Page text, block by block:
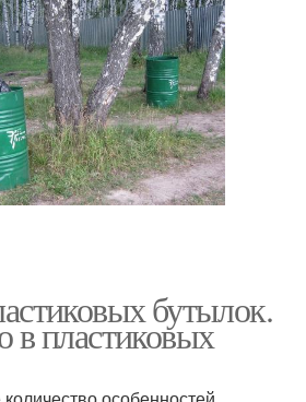
бутылок.
в пластиковых